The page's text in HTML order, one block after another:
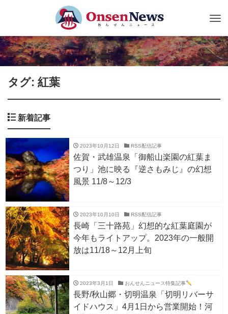
タグ: 紅葉
新着記事
2023年10月12日 RSS配信記事
佐賀・武雄温泉「御船山楽園の紅葉ま
つり」池に映る『逆さもみじ』の幻想
風景 11/8～12/3
2023年10月10日 RSS配信記事
長崎「三十路苑」幻想的な紅葉庭園が
今年もライトアップ。2023年の一般開
放は11/18～12月上旬
2023年3月1日 おんせんニュース特集記事
長野/秋山郷・切明温泉「切明リバーサ
イドハウス」4月1日から営業開始！河